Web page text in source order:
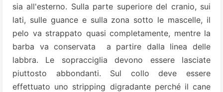
sia all'esterno. Sulla parte superiore del cranio, sui
lati, sulle guance e sulla zona sotto le mascelle, il
pelo va strappato quasi completamente, mentre la
barba va conservata a partire dalla linea delle
labbra. Le sopracciglia devono essere lasciate
piuttosto abbondanti. Sul collo deve essere
effettuato uno stripping digradante perché il cane